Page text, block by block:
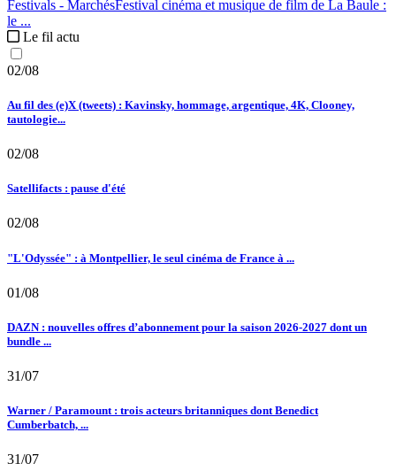
Festivals - MarchésFestival cinéma et musique de film de La Baule :
le ...
Le fil actu
02/08
Au fil des (e)X (tweets) : Kavinsky, hommage, argentique, 4K, Clooney,
tautologie...
02/08
Satellifacts : pause d'été
02/08
"L'Odyssée" : à Montpellier, le seul cinéma de France à ...
01/08
DAZN : nouvelles offres d’abonnement pour la saison 2026-2027 dont un
bundle ...
31/07
Warner / Paramount : trois acteurs britanniques dont Benedict
Cumberbatch, ...
31/07